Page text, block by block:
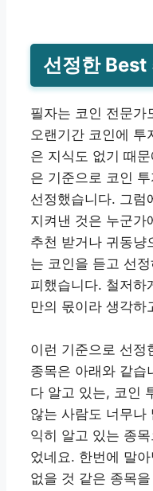
선정한 Best
필자는 코인 전문가
오랜기간 코인에 투
은 지식도 없기 때
은 기준으로 코인
선정했습니다. 그럼
지켜낸 것은 누군가
추천 받거나 귀동냥
는 코인을 듣고 선
피했습니다. 철저하
만의 몫이라 생각하
이런 기준으로 선정
종목은 아래와 같습
다 알고 있는, 코인
않는 사람도 너무나
익히 알고 있는 종
었네요. 한번에 말
없을 것 같은 종목